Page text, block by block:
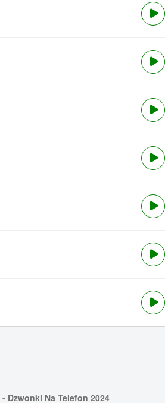
- Dzwonki Na Telefon 2024